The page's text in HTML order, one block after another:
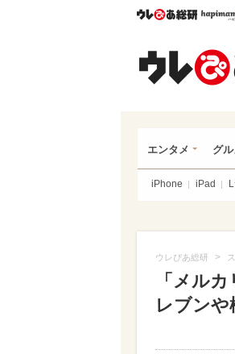
ウレ
エンタメ グル
iPhone iPad
ウレぴあ総研 >
「メル
レブンや